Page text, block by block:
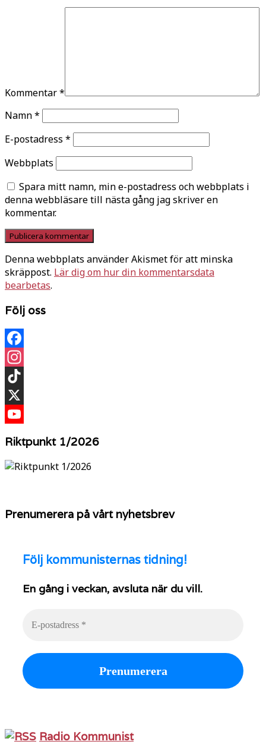
Kommentar*
Namn*
E-postadress *
Webbplats
Spara mitt namn, min e-postadress och webbplats i
denna webbläsare till nästa gång jag skriver en
kommentar.
Denna webbplats använder Akismet för att minska
skräppost. Lär dig om hur din kommentarsdata
bearbetas.
Följ oss
Facebook
Instagram
TikTok
X
Riktpunkt 1/2026
Prenumerera på vårt nyhetsbrev
Följ kommunisternas tidning!
En gång i veckan, avsluta när du vill.
Radio Kommunist